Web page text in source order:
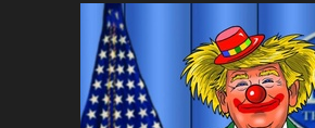
فراخوان رویداد کارگاهی کارتون و
پوستر "ایران سربل…
اخبار 6 ماه قبل